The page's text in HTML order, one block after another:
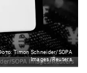
Timon Schneider/SOPA
Images/Reuters